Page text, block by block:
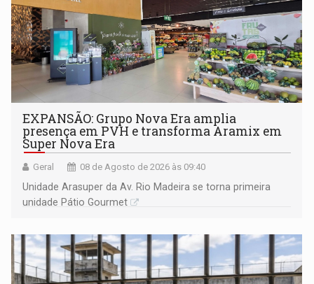
EXPANSÃO: Grupo Nova Era amplia
presença em PVH e transforma Aramix em
Super Nova Era
Geral 08 de Agosto de 2026 às 09:40
Unidade Arasuper da Av. Rio Madeira se torna primeira
unidade Pátio Gourmet